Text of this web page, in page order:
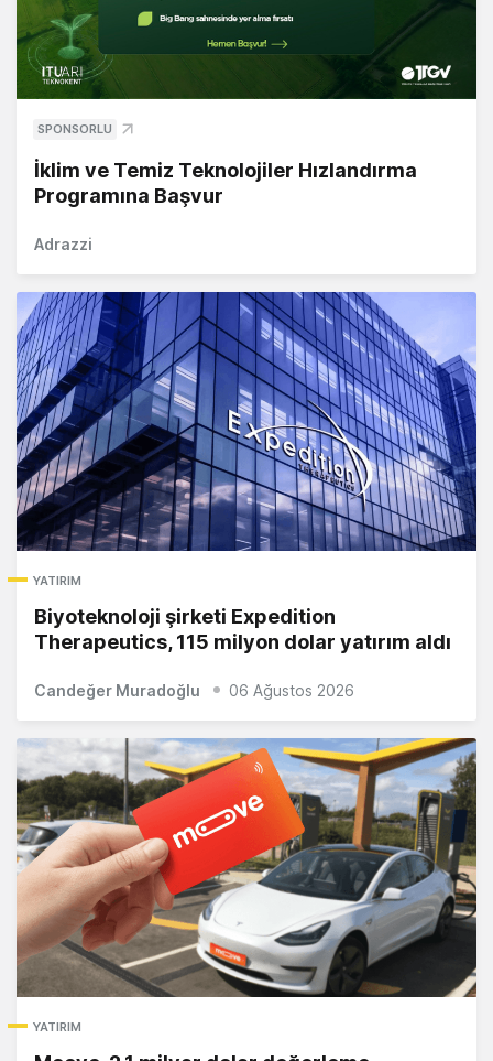
SPONSORLU
İklim ve Temiz Teknolojiler Hızlandırma
Programına Başvur
Adrazzi
YATIRIM
Biyoteknoloji şirketi Expedition
Therapeutics, 115 milyon dolar yatırım aldı
Candeğer Muradoğlu 06 Ağustos 2026
YATIRIM